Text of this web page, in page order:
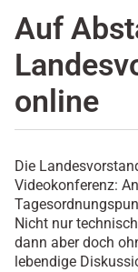
Auf
online
Die
Videokonferenz:
Nicht nur
dann aber doch
lebendige